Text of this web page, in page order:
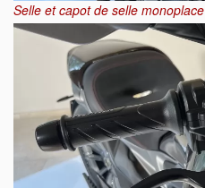
Selle et capot de selle monoplace